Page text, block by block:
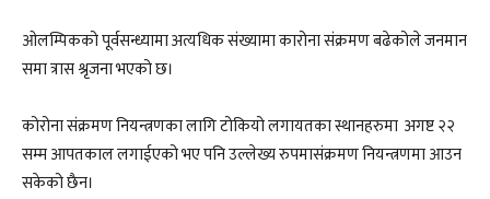
ओलम्पिकको पूर्वसन्ध्यामा अत्यधिक संख्यामा कारोना संक्रमण बढेकोले जनमान
समा त्रास श्रृजना भएको छ।
कोरोना संक्रमण नियन्त्रणका लागि टोकियो लगायतका स्थानहरुमा अगष्ट २२
सम्म आपतकाल लगाईएको भए पनि उल्लेख्य रुपमासंक्रमण नियन्त्रणमा आउन
सकेको छैन।